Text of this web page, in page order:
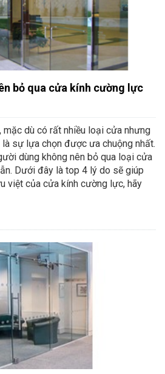
bỏ qua cửa kính cường lực
mặc dù có rất nhiều loại cửa nhưng
sự lựa chọn được ưa chuộng nhất.
dùng không nên bỏ qua loại cửa
Dưới đây là top 4 lý do sẽ giúp
việt của cửa kính cường lực, hãy